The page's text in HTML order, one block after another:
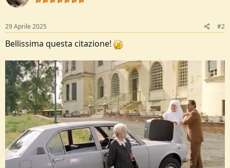
n
29 Aprile 2025 #2
Bellissima questa citazione!